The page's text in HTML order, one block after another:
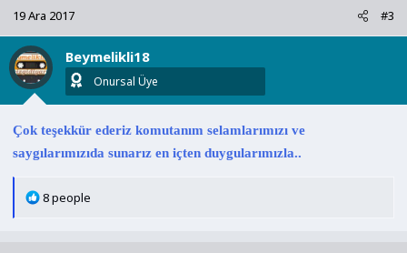
i
l
e
r
19 Ara 2017 #3
Beymelikli18
Onursal Üye
Çok teşekkür ederiz komutanım selamlarımızı ve
saygılarımızıda sunarız en içten duygularımızla..
T
8 people